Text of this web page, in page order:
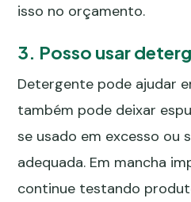
isso no orçamento.
3. Posso usar
Detergente pode ajudar
também pode deixar
se usado em excesso ou
adequada. Em mancha
continue testando